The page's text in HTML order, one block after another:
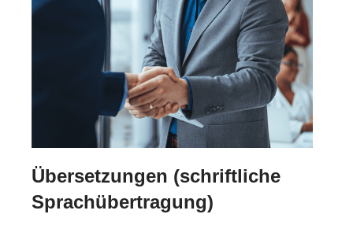
Übersetzungen (schriftliche
Sprachübertragung)